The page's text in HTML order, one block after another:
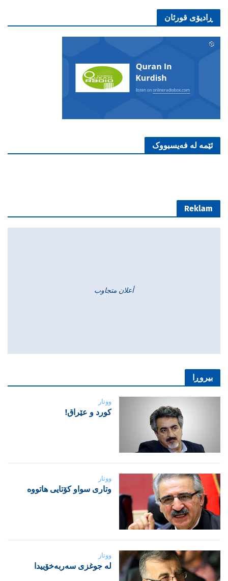
ڕادیۆی قورئان
ئێمە لە فەیسبووک
Reklam
أعلان متجاوب
بیروڕا
ووتار
‌كورد و عێراق!
ووتار
‌وتاری سواو کۆتایی هاتووە
ووتار
لە جوغزی سەربەخۆییدا